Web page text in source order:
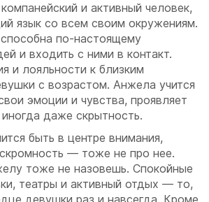
и активный человек,
язык со всем своим окружениям.
по-настоящему
и входить с ними в контакт.
и лояльности к близким
с возрастом. Анжела учится
эмоции и чувства, проявляет
даже скрытность.
быть в центре внимания,
— тоже не про нее.
тоже не назовешь. Спокойные
театры и активный отдых — то,